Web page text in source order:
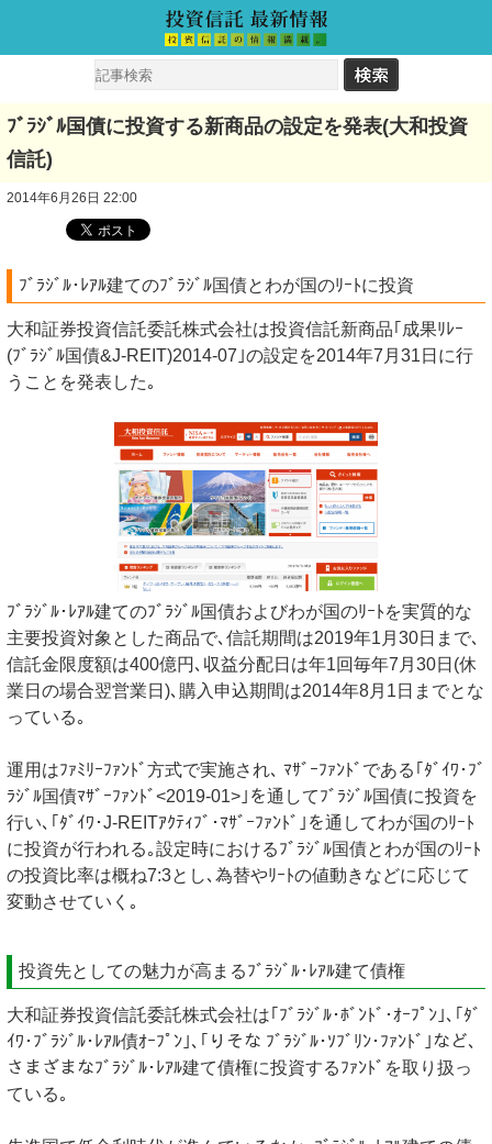
ﾌﾞﾗｼﾞﾙ国債に投資する新商品の設定を発表(大和投資
信託)
2014年6月26日 22:00
ﾌﾞﾗｼﾞﾙ･ﾚｱﾙ建てのﾌﾞﾗｼﾞﾙ国債とわが国のﾘｰﾄに投資
大和証券投資信託委託株式会社は投資信託新商品｢成果ﾘﾚｰ
(ﾌﾞﾗｼﾞﾙ国債&J-REIT)2014-07｣の設定を2014年7月31日に行
うことを発表した｡
ﾌﾞﾗｼﾞﾙ･ﾚｱﾙ建てのﾌﾞﾗｼﾞﾙ国債およびわが国のﾘｰﾄを実質的な
主要投資対象とした商品で､信託期間は2019年1月30日まで､
信託金限度額は400億円､収益分配日は年1回毎年7月30日(休
業日の場合翌営業日)､購入申込期間は2014年8月1日までとな
っている｡
運用はﾌｧﾐﾘｰﾌｧﾝﾄﾞ方式で実施され､ ﾏｻﾞｰﾌｧﾝﾄﾞである｢ﾀﾞｲﾜ･ﾌﾞ
ﾗｼﾞﾙ国債ﾏｻﾞｰﾌｧﾝﾄﾞ<2019-01>｣を通してﾌﾞﾗｼﾞﾙ国債に投資を
行い､｢ﾀﾞｲﾜ･J-REITｱｸﾃｨﾌﾞ･ﾏｻﾞｰﾌｧﾝﾄﾞ｣を通してわが国のﾘｰﾄ
に投資が行われる｡設定時におけるﾌﾞﾗｼﾞﾙ国債とわが国のﾘｰﾄ
の投資比率は概ね7:3とし､為替やﾘｰﾄの値動きなどに応じて
変動させていく｡
投資先としての魅力が高まるﾌﾞﾗｼﾞﾙ･ﾚｱﾙ建て債権
大和証券投資信託委託株式会社は｢ﾌﾞﾗｼﾞﾙ･ﾎﾞﾝﾄﾞ･ｵｰﾌﾟﾝ｣､｢ﾀﾞ
ｲﾜ･ﾌﾞﾗｼﾞﾙ･ﾚｱﾙ債ｵｰﾌﾟﾝ｣､｢りそな ﾌﾞﾗｼﾞﾙ･ｿﾌﾞﾘﾝ･ﾌｧﾝﾄﾞ｣など､
さまざまなﾌﾞﾗｼﾞﾙ･ﾚｱﾙ建て債権に投資するﾌｧﾝﾄﾞを取り扱っ
ている｡